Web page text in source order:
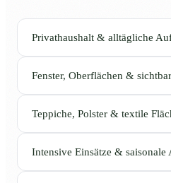
Privathaushalt & alltägliche
Fenster, Oberflächen &
Teppiche, Polster & textile
Intensive Einsätze & saisonale